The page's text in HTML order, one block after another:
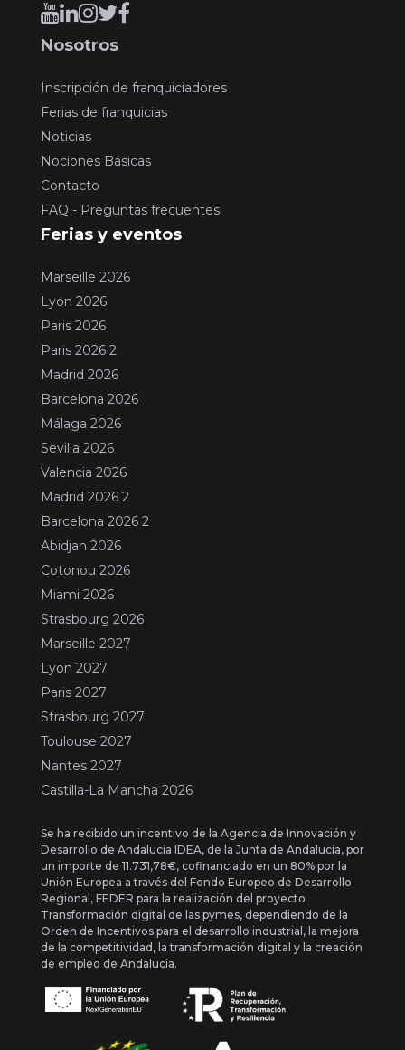
Nosotros
Inscripción de franquiciadores
Ferias de franquicias
Noticias
Nociones Básicas
Contacto
FAQ - Preguntas frecuentes
Ferias y eventos
Marseille 2026
Lyon 2026
Paris 2026
Paris 2026 2
Madrid 2026
Barcelona 2026
Málaga 2026
Sevilla 2026
Valencia 2026
Madrid 2026 2
Barcelona 2026 2
Abidjan 2026
Cotonou 2026
Miami 2026
Strasbourg 2026
Marseille 2027
Lyon 2027
Paris 2027
Strasbourg 2027
Toulouse 2027
Nantes 2027
Castilla-La Mancha 2026
Se ha recibido un incentivo de la Agencia de Innovación y
Desarrollo de Andalucía IDEA, de la Junta de Andalucía, por
un importe de 11.731,78€, cofinanciado en un 80% por la
Unión Europea a través del Fondo Europeo de Desarrollo
Regional, FEDER para la realización del proyecto
Transformación digital de las pymes, dependiendo de la
Orden de Incentivos para el desarrollo industrial, la mejora
de la competitividad, la transformación digital y la creación
de empleo de Andalucía.